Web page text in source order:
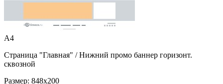
A4
Страница "Главная" / Нижний промо баннер горизонт.
сквозной
Размер: 848x200